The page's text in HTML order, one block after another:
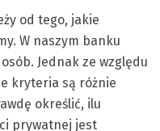
od tego, jakie
W naszym banku
Jednak ze względu
kryteria są różnie
określić, ilu
prywatnej jest